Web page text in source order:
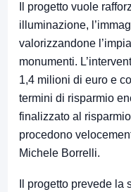
Il progetto vuole
illuminazione,
valorizzandone
monumenti.
1,4 milioni di euro e
termini di risparmio
finalizzato al
procedono
Michele Borrelli.
Il progetto prevede